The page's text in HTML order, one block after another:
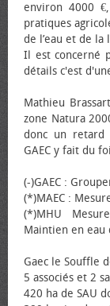
environ 4000
pratiques
de l’eau et de la
Il est concerné
détails c'est
Mathieu
zone Natura
donc un retard
GAEC y fait du
(-)GAEC :
(*)MAEC :
(*)MHU
Maintien en eau
Gaec le Souffle
5 associés et 2
420 ha de SAU